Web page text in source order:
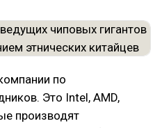
по
Это Intel, AMD,
производят